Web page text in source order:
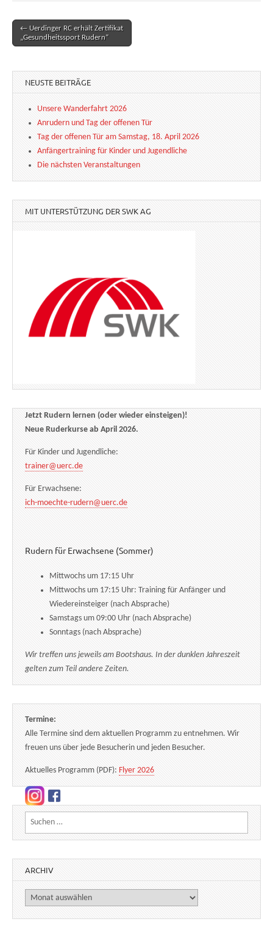
Post navigation
← Uerdinger RC erhält Zertifikat
„Gesundheitssport Rudern“
NEUSTE BEITRÄGE
Unsere Wanderfahrt 2026
Anrudern und Tag der offenen Tür
Tag der offenen Tür am Samstag, 18. April 2026
Anfängertraining für Kinder und Jugendliche
Die nächsten Veranstaltungen
MIT UNTERSTÜTZUNG DER SWK AG
Jetzt Rudern lernen (oder wieder einsteigen)!
Neue Ruderkurse ab April 2026.
Für Kinder und Jugendliche:
trainer@uerc.de
Für Erwachsene:
ich-moechte-rudern@uerc.de
Rudern für Erwachsene (Sommer)
Mittwochs um 17:15 Uhr
Mittwochs um 17:15 Uhr: Training für Anfänger und
Wiedereinsteiger (nach Absprache)
Samstags um 09:00 Uhr (nach Absprache)
Sonntags (nach Absprache)
Wir treffen uns jeweils am Bootshaus. In der dunklen Jahreszeit
gelten zum Teil andere Zeiten.
Termine:
Alle Termine sind dem aktuellen Programm zu entnehmen. Wir
freuen uns über jede Besucherin und jeden Besucher.
Aktuelles Programm (PDF): Flyer 2026
Suchen nach:
ARCHIV
Archiv